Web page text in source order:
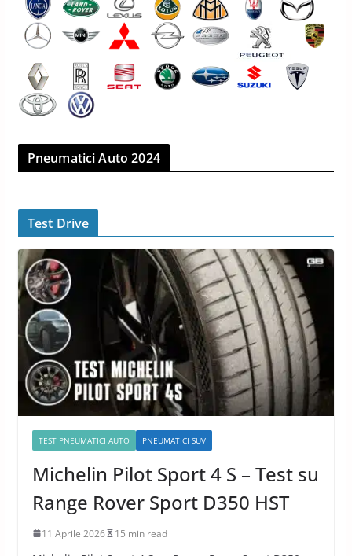
Pneumatici Auto 2024
Test Drive
TEST PNEUMATICI AUTO PNEUMATICI SUV
Michelin Pilot Sport 4 S – Test su
Range Rover Sport D350 HST
11 Aprile 2026 15 min read